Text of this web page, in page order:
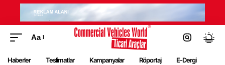
Aa
Haberler Teslimatlar Kampanyalar Röportaj E-Dergi